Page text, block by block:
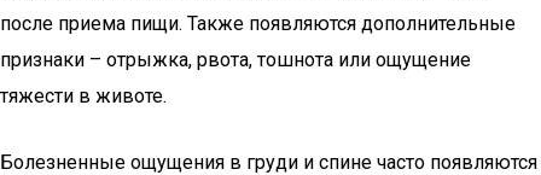
после приема пищи. Также появляются дополнительные
признаки – отрыжка, рвота, тошнота или ощущение
тяжести в животе.
Болезненные ощущения в груди и спине часто появляются